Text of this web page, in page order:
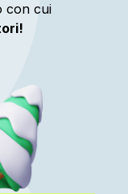
con cui